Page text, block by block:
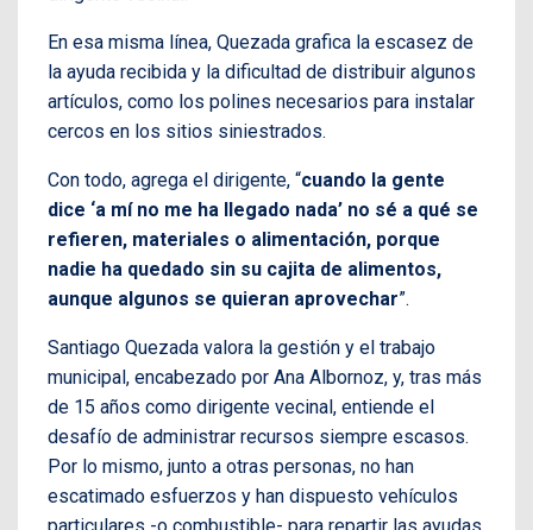
En esa misma línea, Quezada grafica la escasez de
la ayuda recibida y la dificultad de distribuir algunos
artículos, como los polines necesarios para instalar
cercos en los sitios siniestrados.
Con todo, agrega el dirigente, “cuando la gente
dice ‘a mí no me ha llegado nada’ no sé a qué se
refieren, materiales o alimentación, porque
nadie ha quedado sin su cajita de alimentos,
aunque algunos se quieran aprovechar”.
Santiago Quezada valora la gestión y el trabajo
municipal, encabezado por Ana Albornoz, y, tras más
de 15 años como dirigente vecinal, entiende el
desafío de administrar recursos siempre escasos.
Por lo mismo, junto a otras personas, no han
escatimado esfuerzos y han dispuesto vehículos